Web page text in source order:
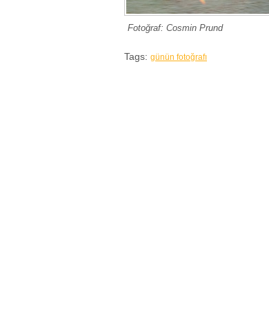
Fotoğraf: Cosmin Prund
Tags: günün fotoğrafı